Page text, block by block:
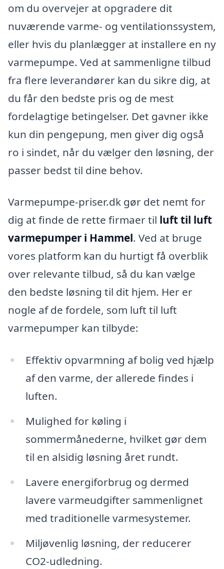
om du overvejer at opgradere dit
nuværende varme- og ventilationssystem,
eller hvis du planlægger at installere en ny
varmepumpe. Ved at sammenligne tilbud
fra flere leverandører kan du sikre dig, at
du får den bedste pris og de mest
fordelagtige betingelser. Det gavner ikke
kun din pengepung, men giver dig også
ro i sindet, når du vælger den løsning, der
passer bedst til dine behov.
Varmepumpe-priser.dk gør det nemt for
dig at finde de rette firmaer til luft til luft
varmepumper i Hammel. Ved at bruge
vores platform kan du hurtigt få overblik
over relevante tilbud, så du kan vælge
den bedste løsning til dit hjem. Her er
nogle af de fordele, som luft til luft
varmepumper kan tilbyde:
Effektiv opvarmning af bolig ved hjælp
af den varme, der allerede findes i
luften.
Mulighed for køling i
sommermånederne, hvilket gør dem
til en alsidig løsning året rundt.
Lavere energiforbrug og dermed
lavere varmeudgifter sammenlignet
med traditionelle varmesystemer.
Miljøvenlig løsning, der reducerer
CO2-udledning.